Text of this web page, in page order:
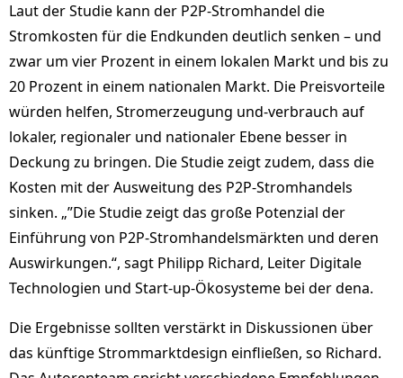
Laut der Studie kann der P2P-Stromhandel die
Stromkosten für die Endkunden deutlich senken – und
zwar um vier Prozent in einem lokalen Markt und bis zu
20 Prozent in einem nationalen Markt. Die Preisvorteile
würden helfen, Stromerzeugung und-verbrauch auf
lokaler, regionaler und nationaler Ebene besser in
Deckung zu bringen. Die Studie zeigt zudem, dass die
Kosten mit der Ausweitung des P2P-Stromhandels
sinken. „”Die Studie zeigt das große Potenzial der
Einführung von P2P-Stromhandelsmärkten und deren
Auswirkungen.“, sagt Philipp Richard, Leiter Digitale
Technologien und Start-up-Ökosysteme bei der dena.
Die Ergebnisse sollten verstärkt in Diskussionen über
das künftige Strommarktdesign einfließen, so Richard.